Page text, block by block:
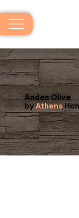
Andes Olive
byAthens